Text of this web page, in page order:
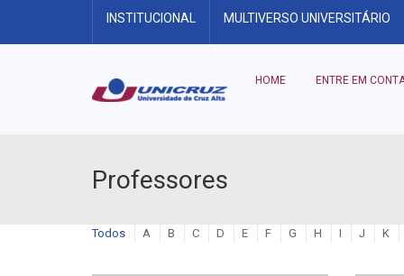
INSTITUCIONAL MULTIVERSO UNIVERSITÁRIO
HOME ENTRE EM
Professores
Todos A B C D E F G H I J K